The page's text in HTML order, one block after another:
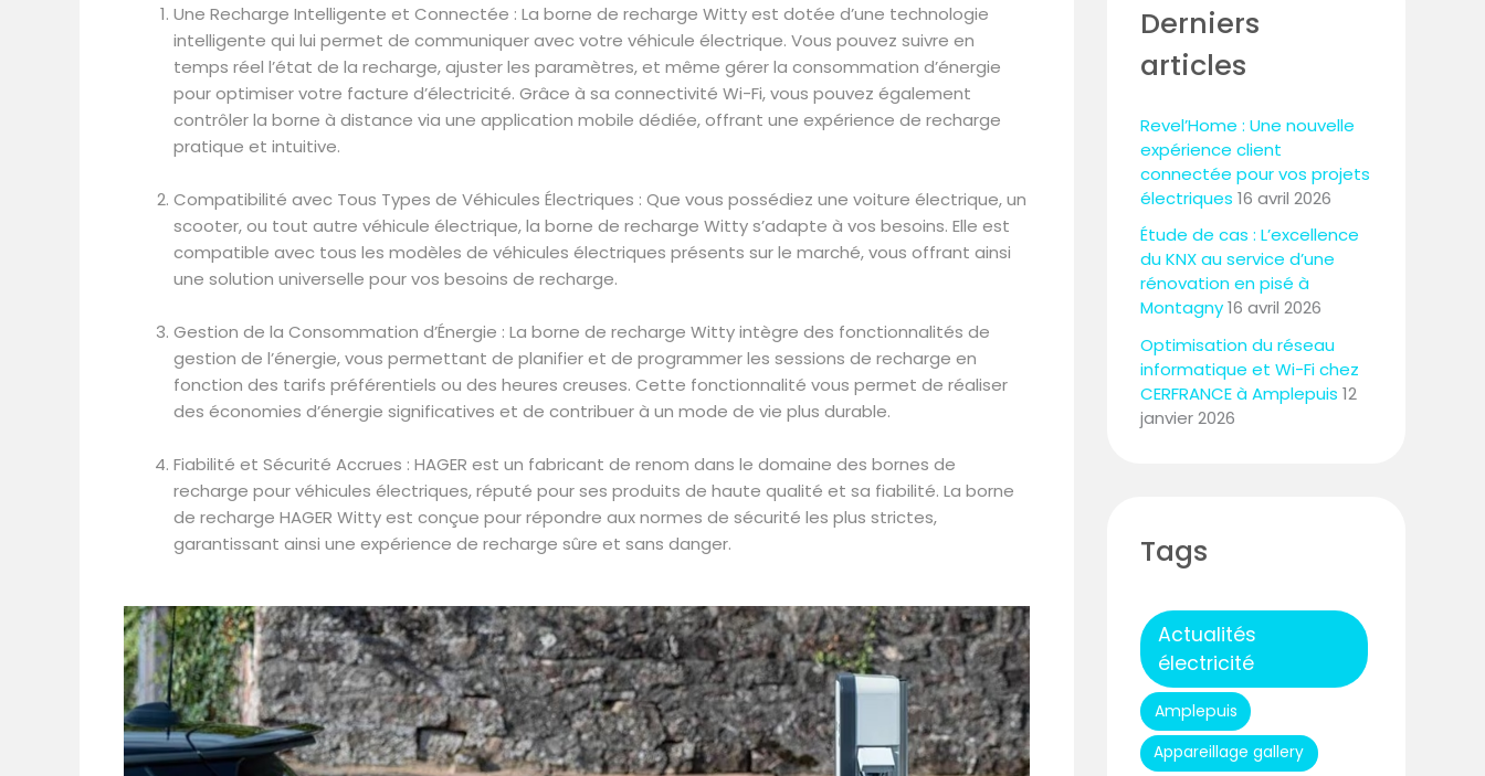
Une Recharge Intelligente et Connectée : La borne de recharge Witty est dotée d’une technologie
intelligente qui lui permet de communiquer avec votre véhicule électrique. Vous pouvez suivre en
temps réel l’état de la recharge, ajuster les paramètres, et même gérer la consommation d’énergie
pour optimiser votre facture d’électricité. Grâce à sa connectivité Wi-Fi, vous pouvez également
contrôler la borne à distance via une application mobile dédiée, offrant une expérience de recharge
pratique et intuitive.
Compatibilité avec Tous Types de Véhicules Électriques : Que vous possédiez une voiture électrique, un
scooter, ou tout autre véhicule électrique, la borne de recharge Witty s’adapte à vos besoins. Elle est
compatible avec tous les modèles de véhicules électriques présents sur le marché, vous offrant ainsi
une solution universelle pour vos besoins de recharge.
Gestion de la Consommation d’Énergie : La borne de recharge Witty intègre des fonctionnalités de
gestion de l’énergie, vous permettant de planifier et de programmer les sessions de recharge en
fonction des tarifs préférentiels ou des heures creuses. Cette fonctionnalité vous permet de réaliser
des économies d’énergie significatives et de contribuer à un mode de vie plus durable.
Fiabilité et Sécurité Accrues : HAGER est un fabricant de renom dans le domaine des bornes de
recharge pour véhicules électriques, réputé pour ses produits de haute qualité et sa fiabilité. La borne
de recharge HAGER Witty est conçue pour répondre aux normes de sécurité les plus strictes,
garantissant ainsi une expérience de recharge sûre et sans danger.
Derniers
articles
Revel’Home : Une nouvelle
expérience client
connectée pour vos projets
électriques 16 avril 2026
Étude de cas : L’excellence
du KNX au service d’une
rénovation en pisé à
Montagny16 avril 2026
Optimisation du réseau
informatique et Wi-Fi chez
CERFRANCE à Amplepuis 12
janvier 2026
Tags
Actualités
électricité
Amplepuis
Appareillage gallery